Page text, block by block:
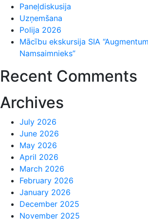
Paneļdiskusija
Uzņemšana
Polija 2026
Mācību ekskursija SIA
Namsaimnieks”
Recent Comments
Archives
July 2026
June 2026
May 2026
April 2026
March 2026
February 2026
January 2026
December 2025
November 2025